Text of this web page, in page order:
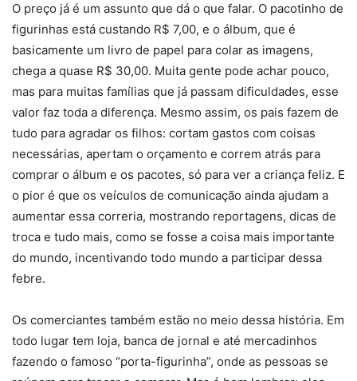
O preço já é um assunto que dá o que falar. O pacotinho de
figurinhas está custando R$ 7,00, e o álbum, que é
basicamente um livro de papel para colar as imagens,
chega a quase R$ 30,00. Muita gente pode achar pouco,
mas para muitas famílias que já passam dificuldades, esse
valor faz toda a diferença. Mesmo assim, os pais fazem de
tudo para agradar os filhos: cortam gastos com coisas
necessárias, apertam o orçamento e correm atrás para
comprar o álbum e os pacotes, só para ver a criança feliz. E
o pior é que os veículos de comunicação ainda ajudam a
aumentar essa correria, mostrando reportagens, dicas de
troca e tudo mais, como se fosse a coisa mais importante
do mundo, incentivando todo mundo a participar dessa
febre.
Os comerciantes também estão no meio dessa história. Em
todo lugar tem loja, banca de jornal e até mercadinhos
fazendo o famoso “porta-figurinha”, onde as pessoas se